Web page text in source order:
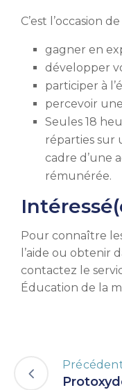
C’est l’occasion de
gagner en
développer
participer à
percevoir
Seules 18
réparties sur
cadre d’une
rémunérée.
Pour connaître
l’aide ou obtenir
contactez le
Éducation de la